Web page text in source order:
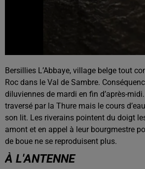
Bersillies L’Abbaye, village belge tout
Roc dans le Val de Sambre.
diluviennes de mardi en fin d’après-
traversé par la Thure mais le cours
son lit. Les riverains pointent du doigt
amont et en appel à leur bourgmestre
de boue ne se reproduisent plus.
À L'ANTENNE